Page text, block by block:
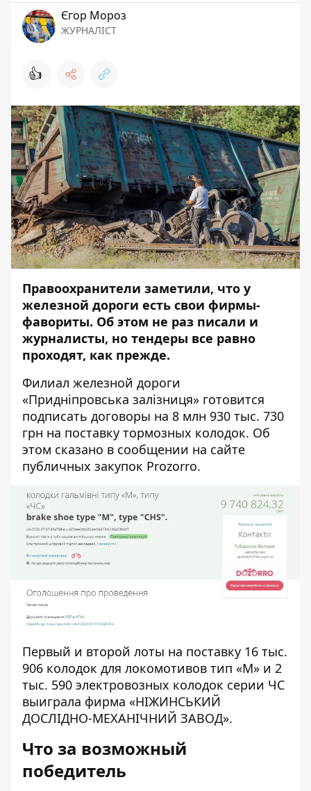
Єгор Мороз
ЖУРНАЛІСТ
👍
Правоохранители заметили, что у
железной дороги есть свои фирмы-
фавориты. Об этом не раз писали и
журналисты, но тендеры все равно
проходят, как прежде.
Филиал железной дороги
«Придніпровська залізниця» готовится
подписать договоры на 8 млн 930 тыс. 730
грн на поставку тормозных колодок. Об
этом сказано в сообщении на сайте
публичных закупок Prozorro.
Первый и второй лоты на поставку 16 тыс.
906 колодок для локомотивов тип «М» и 2
тыс. 590 электровозных колодок серии ЧС
выиграла фирма «НІЖИНСЬКИЙ
ДОСЛІДНО-МЕХАНІЧНИЙ ЗАВОД».
Что за возможный
победитель